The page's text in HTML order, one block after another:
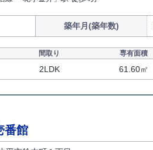
築年月(築年数)
間取り 専有面積
2LDK 61.60㎡
番館